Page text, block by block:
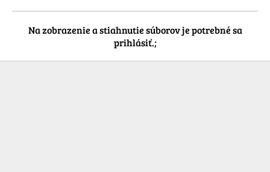
Na zobrazenie a stiahnutie súborov je potrebné sa
prihlásiť.;